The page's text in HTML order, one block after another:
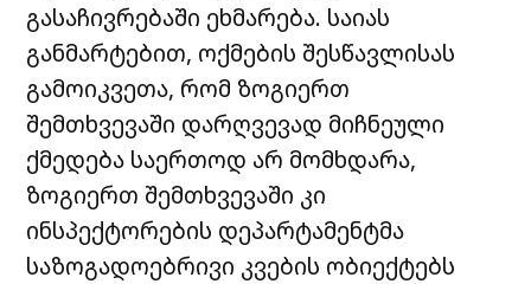
გასაჩივრებაში ეხმარება. საიას
განმარტებით, ოქმების შესწავლისას
გამოიკვეთა, რომ ზოგიერთ
შემთხვევაში დარღვევად მიჩნეული
ქმედება საერთოდ არ მომხდარა,
ზოგიერთ შემთხვევაში კი
ინსპექტორების დეპარტამენტმა
საზოგადოებრივი კვების ობიექტებს